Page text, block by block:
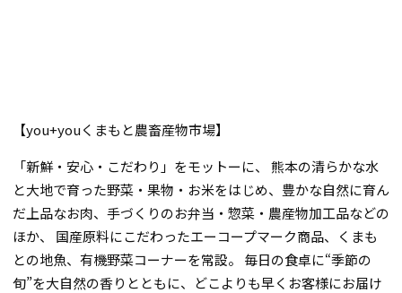
【you+youくまもと農畜産物市場】
「新鮮・安心・こだわり」をモットーに、 熊本の清らかな水
と大地で育った野菜・果物・お米をはじめ、豊かな自然に育ん
だ上品なお肉、手づくりのお弁当・惣菜・農産物加工品などの
ほか、 国産原料にこだわったエーコープマーク商品、くまも
との地魚、有機野菜コーナーを常設。 毎日の食卓に“季節の
旬”を大自然の香りとともに、どこよりも早くお客様にお届け